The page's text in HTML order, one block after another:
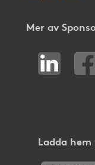
Mer av
Ladda